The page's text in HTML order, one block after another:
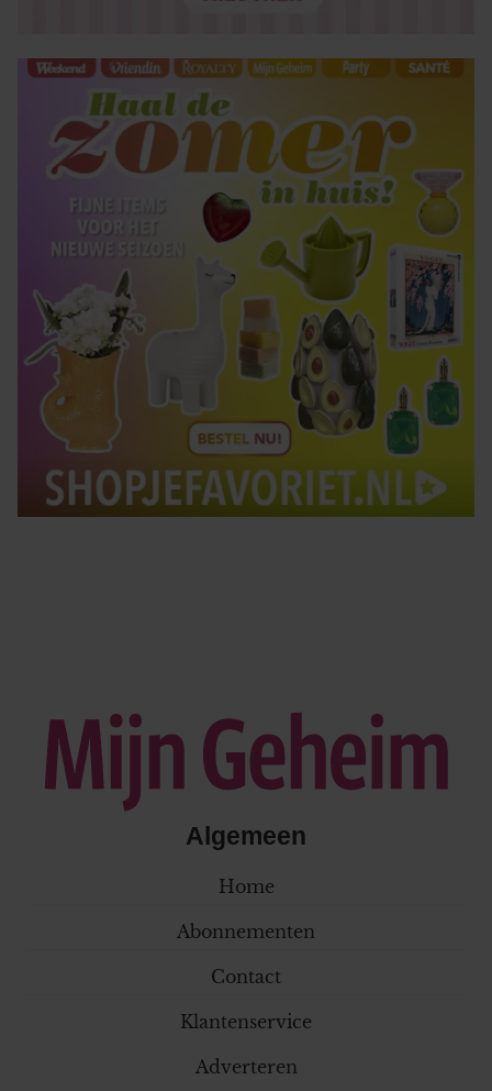
verzameld op basis van uw gebruik van hun services. U
gaat akkoord met onze cookies als u onze website blijft
gebruiken.
Algemeen
Home
Abonnementen
Contact
Klantenservice
Adverteren